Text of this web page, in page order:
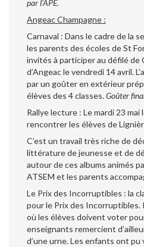
par l’APE.
Angeac Champagne :
Carnaval : Dans le cadre de la
les parents des écoles de St
invités à participer au défilé de
d’Angeac le vendredi 14 avril.
par un goûter en extérieur
élèves des 4 classes.Goûter
Rallye lecture : Le mardi 23
rencontrer les élèves de
C’est un travail très riche de
littérature de jeunesse et de
autour de ces albums animés
ATSEM et les parents
Le Prix des Incorruptibles : la
pour le Prix des Incorruptibles.
où les élèves doivent voter
enseignants remercient
d’une urne. Les enfants ont pu